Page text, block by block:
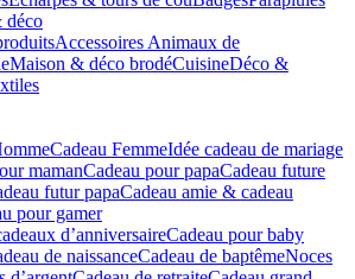
déco
Accessoires Animaux de
Maison & déco brodéCuisineDéco &
Cadeau FemmeIdée cadeau de mariage​
mamanCadeau pour papaCadeau future
futur papaCadeau amie & cadeau
pour gamer
d’anniversaireCadeau pour baby
de naissanceCadeau de baptêmeNoces